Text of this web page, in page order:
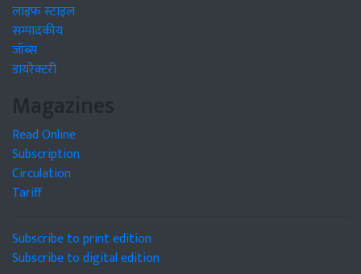
लाइफ स्टाइल
सम्पादकीय
जॉब्स
डायरेक्टरी
Magazines
Read Online
Subscription
Circulation
Tariff
Subscribe to print edition
Subscribe to digital edition